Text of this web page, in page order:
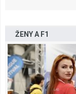
ŽENY A F1